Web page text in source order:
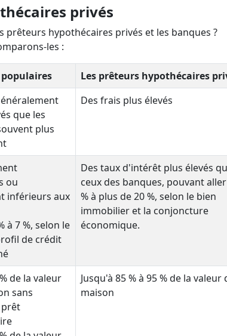
privés
hypothécaires privés et les banques ?
les :
populaires
Les prêteurs hypothécaires
que les
plus
Des frais plus élevés
ou
inférieurs aux
à 7 %, selon le
de crédit
Des taux d'intérêt plus élevés
ceux des banques, pouvant
% à plus de 20 %, selon le bien
immobilier et la conjoncture
économique.
de la valeur
sans
prêt
Jusqu'à 85 % à 95 % de la valeur
maison